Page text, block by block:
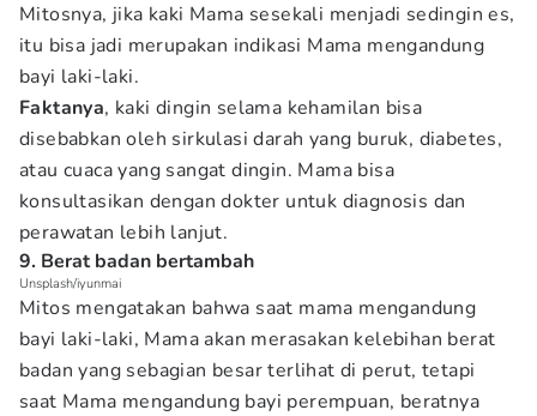
Mitosnya, jika kaki Mama sesekali menjadi sedingin es,
itu bisa jadi merupakan indikasi Mama mengandung
bayi laki-laki.
Faktanya, kaki dingin selama kehamilan bisa
disebabkan oleh sirkulasi darah yang buruk, diabetes,
atau cuaca yang sangat dingin. Mama bisa
konsultasikan dengan dokter untuk diagnosis dan
perawatan lebih lanjut.
9. Berat badan bertambah
Unsplash/iyunmai
Mitos mengatakan bahwa saat mama mengandung
bayi laki-laki, Mama akan merasakan kelebihan berat
badan yang sebagian besar terlihat di perut, tetapi
saat Mama mengandung bayi perempuan, beratnya